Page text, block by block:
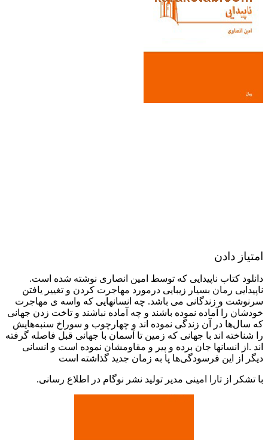
امتیاز دادن
دانلود کتاب ناپیدایی که توسط امین انصاری نوشته شده است.
ناپیدایی رمان بسیار زیبایی درمورد مهاجرت کردن و تغییر یافتن
سرنوشت و زندگانی می باشد. چه انسانهایی که واسه ی مهاجرت
خودشان را آماده نموده باشند و چه آماده نباشند و تاخت زدن جهانی
که سال‌ها در آن زندگی نموده اند و چهارچوب و سوراخ‌ سنبه‌هایش
را شناخته اند با جهانی که زمین تا آسمان با جهانی قبل فاصله گرفته
اند .از انسانها جان برده و پیر و مقاومشان نموده است و انسانی
دیگر از این فرسودگی‌ها پا به زمان جدید گذاشته است
با تشکر از تارا امینی مدیر تولید نشر نوگام در اطلاع رسانی.